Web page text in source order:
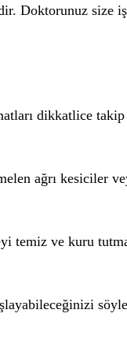
Doktorunuz size
dikkatlice
ağrı kesiciler
temiz ve kuru